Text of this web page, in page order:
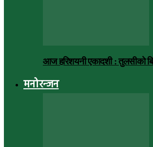
आज हरिशयनी एकादशी : तुलसीको
मनोरन्जन